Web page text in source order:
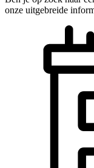
onze uitgebreide